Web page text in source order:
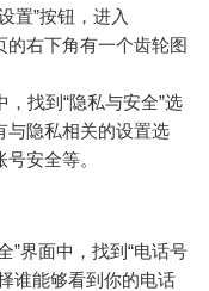
置”按钮，进入
的右下角有一个齿轮图
，找到“隐私与安全”选
与隐私相关的设置选
安全等。
”界面中，找到“电话号
谁能够看到你的电话